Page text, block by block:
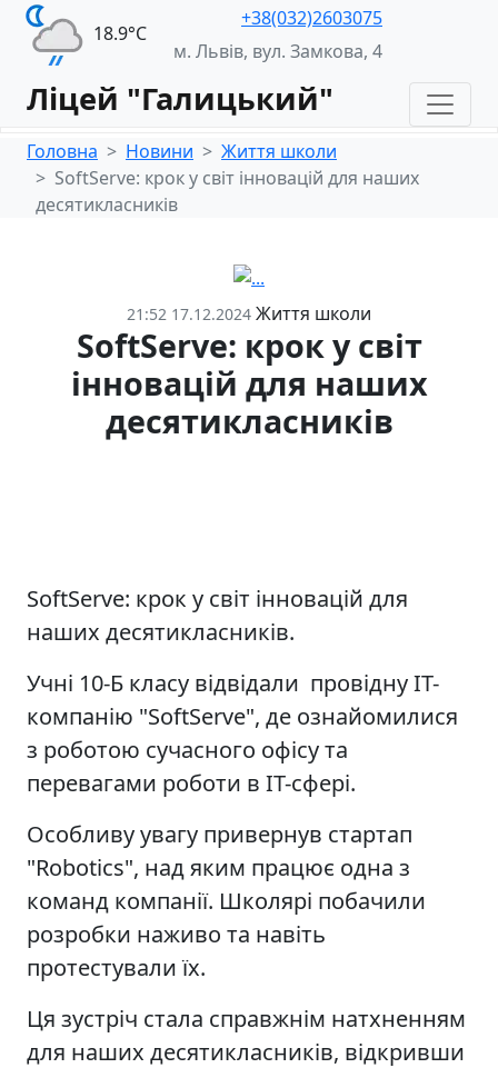
18.9°С
+38(032)2603075
м. Львів, вул. Замкова, 4
Ліцей "Галицький"
Головна Новини
Життя школи
SoftServe: крок у світ інновацій для наших
десятикласників
21:52 17.12.2024 Життя школи
SoftServe: крок у світ
інновацій для наших
десятикласників
SoftServe: крок у світ інновацій для
наших десятикласників.
Учні 10-Б класу відвідали провідну ІТ-
компанію "SoftServe", де ознайомилися
з роботою сучасного офісу та
перевагами роботи в ІТ-сфері.
Особливу увагу привернув стартап
"Robotics", над яким працює одна з
команд компанії. Школярі побачили
розробки наживо та навіть
протестували їх.
Ця зустріч стала справжнім натхненням
для наших десятикласників, відкривши